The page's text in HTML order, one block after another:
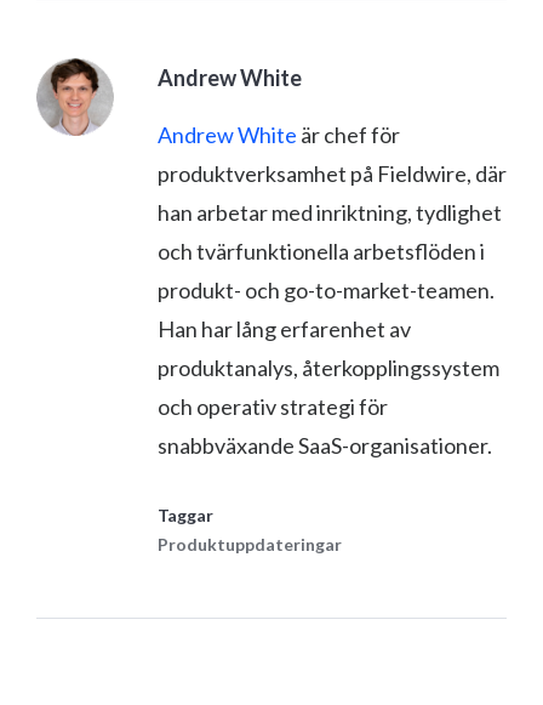
Andrew White
Andrew White är chef för
produktverksamhet på Fieldwire, där
han arbetar med inriktning, tydlighet
och tvärfunktionella arbetsflöden i
produkt- och go-to-market-teamen.
Han har lång erfarenhet av
produktanalys, återkopplingssystem
och operativ strategi för
snabbväxande SaaS-organisationer.
Taggar
Produktuppdateringar